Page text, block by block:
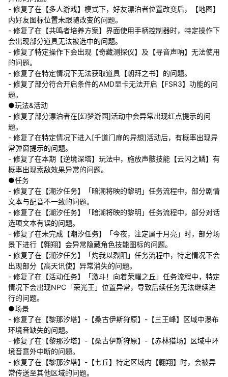
- 修复了在【多人游戏】模式下，好友漂泊者位置改变后，【地图】
内好友图标位置未跟随改变的问题。
- 修复了在【共鸣者培养方案】界面使用手柄控制器时，特定操作下
会出现部分道具无法被选中的问题。
- 修复了特定操作下会出现【奇藏测探仪】及【寻音声呐】无法使用
的问题。
- 修复了在特定情况下无法获取道具【朝拜之书】的问题。
- 修复了部分符合开启条件的AMD显卡无法开启【FSR3】功能的问
题。
●玩法&活动
- 修复了部分漂泊者在[幻梦游园]活动中会异常出现红点提示的问
题。
- 修复了在特定情况下进入[千道门扉的异想]活动后，有概率出现异
常弹窗提示的问题。
- 修复了在本期【逆境深塔】玩法中，施放声骸技能【云闪之鳞】有
概率出现索敌效果异常的问题。
●任务
- 修复了在【潮汐任务】「暗潮将映的黎明」任务流程中，部分剧情
文本与配音不一致的问题。
- 修复了在【潮汐任务】「暗潮将映的黎明」任务流程中，部分对话
选项文本有误的问题。
- 修复了在未完成【潮汐任务】「今夜，注定属于月亮」时，部分场
景下进行【翱翔】会异常隐藏角色技能图标的问题。
- 修复了在【潮汐任务】「灼我以烈阳」任务流程中，特定情况下会
出现部分【高天讯使】异常消失的问题。
- 修复了在【活动任务】「激斗！向着荣耀之丘」任务流程中，特定
情况下会出现NPC「荣光王」位置异常，导致后续任务无法继续进
行的问题。
●场景
- 修复了在【黎那汐塔】-【桑古伊斯狩原】-【三王峰】区域中瀑布
环境音缺失的问题。
- 修复了在【黎那汐塔】-【桑古伊斯狩原】-【赤林猎场】区域中环
境音意外中断的问题。
- 修复了在【黎那汐塔】-【七丘】特定区域内【翱翔】时，会被异
常传送至其他区域的问题。